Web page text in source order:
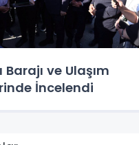
Barajı ve Ulaşım
İncelendi